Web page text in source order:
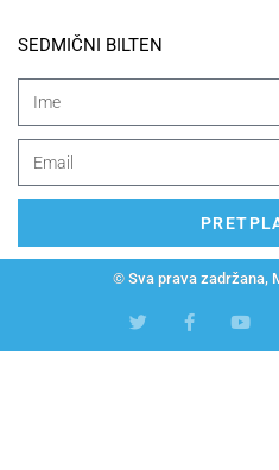
SEDMIČNI BILTEN
© Sva prava zadržana,